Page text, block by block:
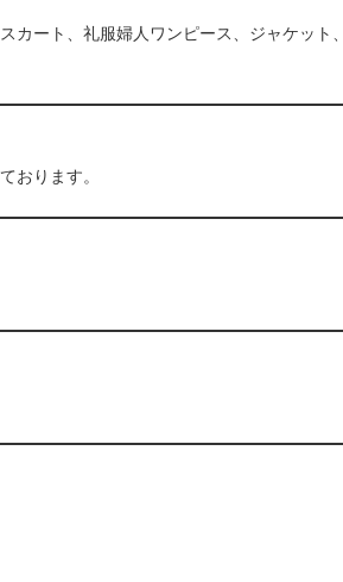
カート、礼服婦人ワンピース、ジャケット
おります。